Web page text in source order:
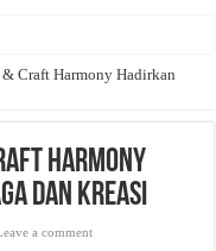
Craft Harmony Hadirkan
Harmony
dan Kreasi
a comment